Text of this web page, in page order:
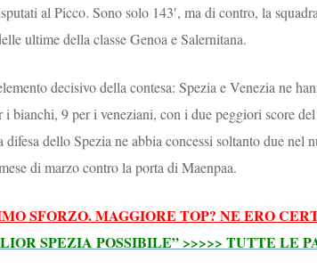
al Picco. Sono solo 143′, ma di contro, la
ultime della classe Genoa e Salernitana.
decisivo della contesa: Spezia e Venezia ne
bianchi, 9 per i veneziani, con i due peggiori score
dello Spezia ne abbia concessi soltanto due nel
di marzo contro la porta di Maenpaa.
SFORZO. MAGGIORE TOP? NE ERO
SPEZIA POSSIBILE” >>>>> TUTTE LE